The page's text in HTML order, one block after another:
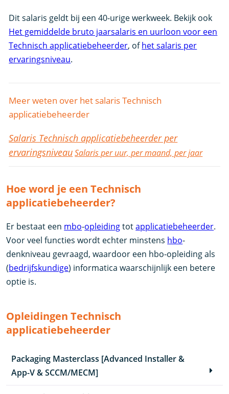
Dit salaris geldt bij een 40-urige werkweek. Bekijk ook
Het gemiddelde bruto jaarsalaris en uurloon voor een
Technisch applicatiebeheerder, ofhet salaris per
ervaringsniveau.
Meer weten over het salaris Technisch
applicatiebeheerder
Salaris Technisch applicatiebeheerder per
ervaringsniveauSalaris per uur, per maand, per jaar
Hoe word je een Technisch
applicatiebeheerder?
Er bestaat een mbo-opleidingtotapplicatiebeheerder.
Voor veel functies wordt echter minstens hbo-
denkniveau gevraagd, waardoor een hbo-opleiding als
(bedrijfskundige) informatica waarschijnlijk een betere
optie is.
Opleidingen Technisch
applicatiebeheerder
Packaging Masterclass [Advanced Installer &
App-V & SCCM/MECM]